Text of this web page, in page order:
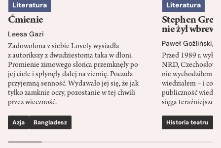
Literatura
Ćmienie
Leesa Gazi
Zadowolona z siebie Lovely wysiadła
z autorikszy z dwudziestoma taka w dłoni.
Promienie zimowego słońca przemknęły po
jej ciele i spłynęły dalej na ziemię. Poczuła
przyjemną senność. Wydawało jej się, że jak
tylko zamknie oczy, pozostanie w tej chwili
przez wieczność.
Azja Bangladesz
Literatura
Stephen
nie żył wbrew
Paweł Goźliński,
Przed 1989 r.
NRD,
nie wychodziłem
wiedziałem – i co
publiczność
sięga
Historia teatru